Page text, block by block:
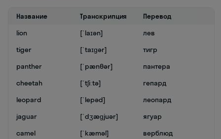
Название Транскрипция
Перевод
lion
[ˈlaɪən]
лев
tiger
[ˈtaɪɡər]
тигр
panther
[ˈpænθər]
пантера
cheetah
[ˈtʃiːtə]
гепард
leopard
[ˈlepəd]
леопард
jaguar
[ˈdʒæɡjuər]
ягуар
camel
[ˈkæməl]
верблюд